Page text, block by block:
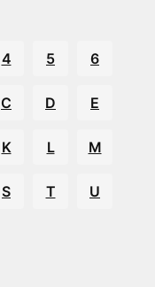
4 5 6
C D E
K L M
S T U